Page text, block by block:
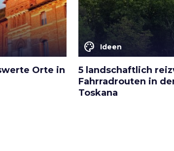
Orte in
color_lens Ideen
5 landschaftlich
Fahrradrouten in
Toskana